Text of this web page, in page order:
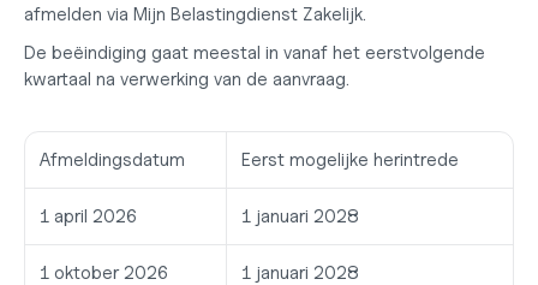
afmelden via Mijn Belastingdienst Zakelijk.
De beëindiging gaat meestal in vanaf het eerstvolgende
kwartaal na verwerking van de aanvraag.
Afmeldingsdatum Eerst mogelijke herintrede
1 april 2026 1 januari 2028
1 oktober 2026 1 januari 2028